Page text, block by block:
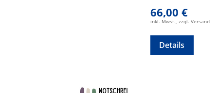
66,00 €
inkl. Mwst., zzgl. Versand
Details